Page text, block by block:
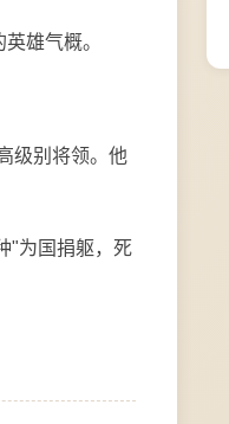
雄气概。
级别将领。他
"为国捐躯，死